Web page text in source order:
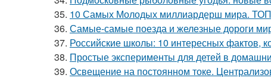
35. 10 Самых Молодых миллиардерш мира.
36. Самые-самые поезда и железные дороги
37. Российские школы: 10 интересных фактов,
38. Простые эксперименты для детей в
39. Освещение на постоянном токе.